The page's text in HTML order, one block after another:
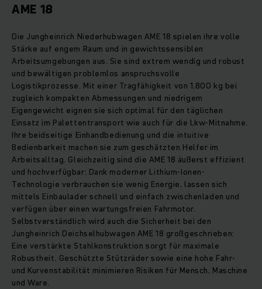
AME 18
Die Jungheinrich Niederhubwagen AME 18 spielen ihre volle
Stärke auf engem Raum und in gewichtssensiblen
Arbeitsumgebungen aus. Sie sind extrem wendig und robust
und bewältigen problemlos anspruchsvolle
Logistikprozesse. Mit einer Tragfähigkeit von 1.800 kg bei
zugleich kompakten Abmessungen und niedrigem
Eigengewicht eignen sie sich optimal für den täglichen
Einsatz im Palettentransport wie auch für die Lkw-Mitnahme.
Ihre beidseitige Einhandbedienung und die intuitive
Bedienbarkeit machen sie zum geschätzten Helfer im
Arbeitsalltag. Gleichzeitig sind die AME 18 äußerst effizient
und hochverfügbar: Dank moderner Lithium-Ionen-
Technologie verbrauchen sie wenig Energie, lassen sich
mittels Einbaulader schnell und einfach zwischenladen und
verfügen über einen wartungsfreien Fahrmotor.
Selbstverständlich wird auch die Sicherheit bei den
Jungheinrich Deichselhubwagen AME 18 großgeschrieben:
Eine verstärkte Stahlkonstruktion sorgt für maximale
Robustheit. Geschützte Stützräder sowie eine hohe Fahr-
und Kurvenstabilität minimieren Risiken für Mensch, Maschine
und Ware.